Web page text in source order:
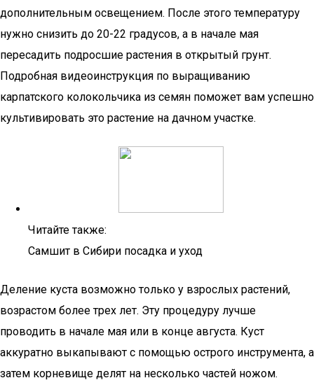
дополнительным освещением. После этого температуру
нужно снизить до 20-22 градусов, а в начале мая
пересадить подросшие растения в открытый грунт.
Подробная видеоинструкция по выращиванию
карпатского колокольчика из семян поможет вам успешно
культивировать это растение на дачном участке.
Читайте также:
Самшит в Сибири посадка и уход
Деление куста возможно только у взрослых растений,
возрастом более трех лет. Эту процедуру лучше
проводить в начале мая или в конце августа. Куст
аккуратно выкапывают с помощью острого инструмента, а
затем корневище делят на несколько частей ножом.